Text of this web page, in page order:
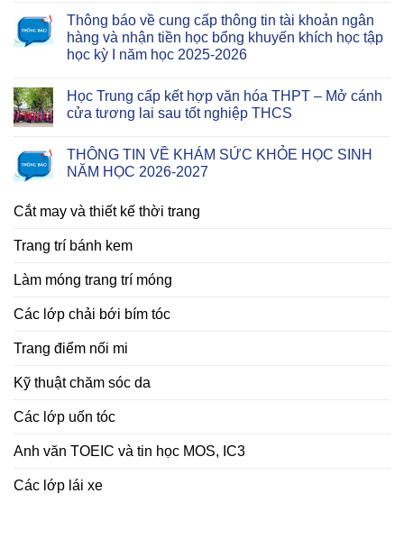
Thông báo về cung cấp thông tin tài khoản ngân
hàng và nhận tiền học bổng khuyến khích học tập
học kỳ I năm học 2025-2026
Học Trung cấp kết hợp văn hóa THPT – Mở cánh
cửa tương lai sau tốt nghiệp THCS
THÔNG TIN VỀ KHÁM SỨC KHỎE HỌC SINH
NĂM HỌC 2026-2027
Cắt may và thiết kế thời trang
Trang trí bánh kem
Làm móng trang trí móng
Các lớp chải bới bím tóc
Trang điểm nối mi
Kỹ thuật chăm sóc da
Các lớp uốn tóc
Anh văn TOEIC và tin học MOS, IC3
Các lớp lái xe